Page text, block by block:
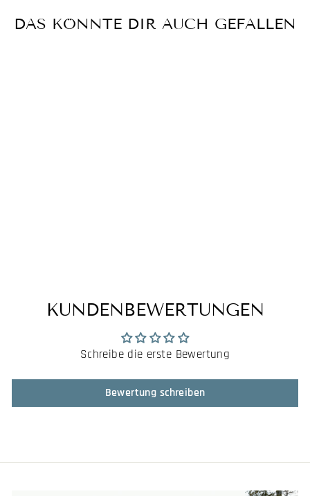
DAS KÖNNTE DIR AUCH GEFALLEN
KUNDENBEWERTUNGEN
Schreibe die erste Bewertung
Bewertung schreiben